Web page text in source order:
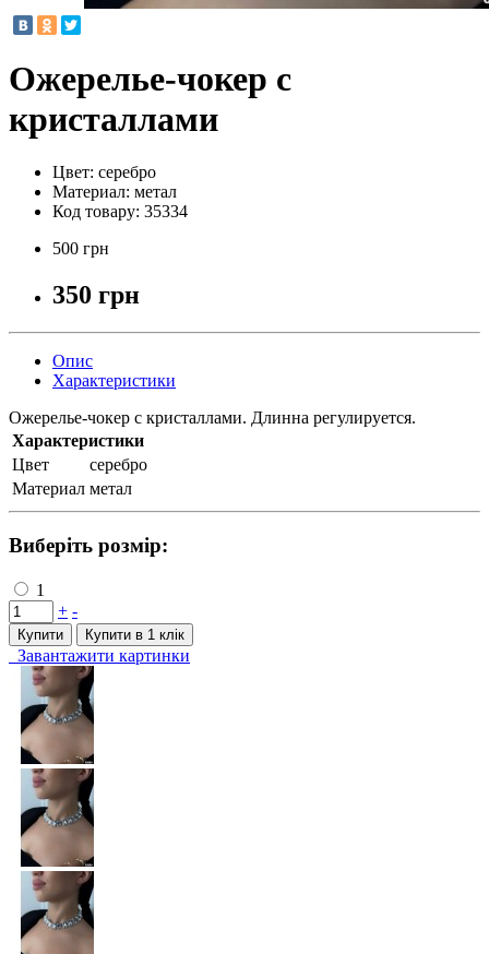
Ожерелье-чокер с
кристаллами
Цвет: серебро
Материал: метал
Код товару: 35334
500 грн
350 грн
Опис
Характеристики
Ожерелье-чокер с кристаллами. Длинна регулируется.
Характеристики
Цвет
серебро
Материал метал
Виберіть розмір:
1
+ -
Купити Купити в 1 клiк
Завантажити картинки